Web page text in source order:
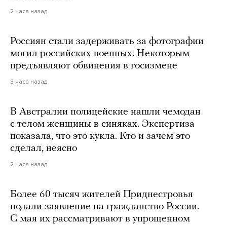
2 часа назад
Россиян стали задерживать за фотографии
могил российских военных. Некоторым
предъявляют обвинения в госизмене
3 часа назад
В Австралии полицейские нашли чемодан
с телом женщины в синяках. Экспертиза
показала, что это кукла. Кто и зачем это
сделал, неясно
2 часа назад
Более 60 тысяч жителей Приднестровья
подали заявление на гражданство России.
С мая их рассматривают в упрощенном